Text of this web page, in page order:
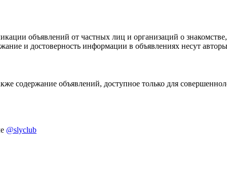
объявлений от частных лиц и организаций о
и достоверность информации в объявлениях несут
содержание объявлений, доступное только для
@slyclub